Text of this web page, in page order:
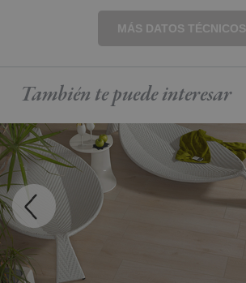
MÁS DATOS TÉCNICOS
También te puedeinteresar